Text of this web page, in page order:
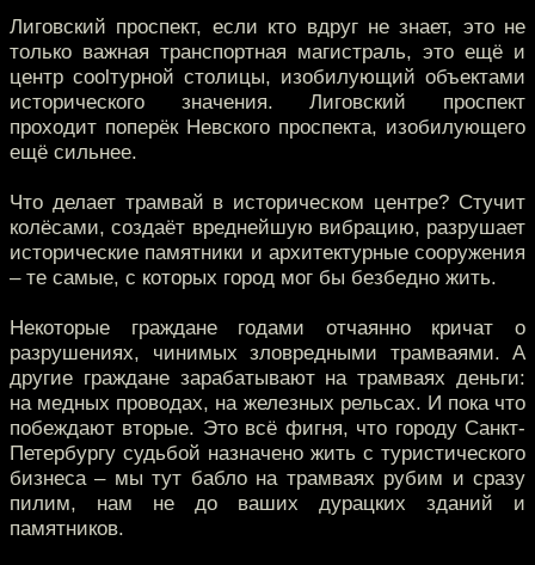
Лиговский проспект, если кто вдруг не знает, это не
только важная транспортная магистраль, это ещё и
центр coolтурной столицы, изобилующий объектами
исторического значения. Лиговский проспект
проходит поперёк Невского проспекта, изобилующего
ещё сильнее.
Что делает трамвай в историческом центре? Стучит
колёсами, создаёт вреднейшую вибрацию, разрушает
исторические памятники и архитектурные сооружения
– те самые, с которых город мог бы безбедно жить.
Некоторые граждане годами отчаянно кричат о
разрушениях, чинимых зловредными трамваями. А
другие граждане зарабатывают на трамваях деньги:
на медных проводах, на железных рельсах. И пока что
побеждают вторые. Это всё фигня, что городу Санкт-
Петербургу судьбой назначено жить с туристического
бизнеса – мы тут бабло на трамваях рубим и сразу
пилим, нам не до ваших дурацких зданий и
памятников.